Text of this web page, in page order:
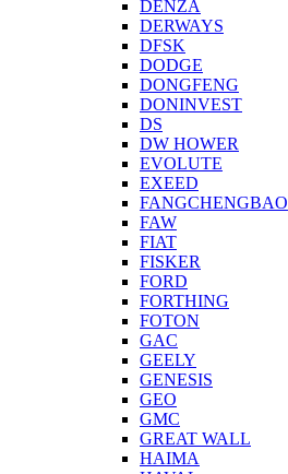
DENZA
DERWAYS
DFSK
DODGE
DONGFENG
DONINVEST
DS
DW HOWER
EVOLUTE
EXEED
FANGCHENGBAO
FAW
FIAT
FISKER
FORD
FORTHING
FOTON
GAC
GEELY
GENESIS
GEO
GMC
GREAT WALL
HAIMA